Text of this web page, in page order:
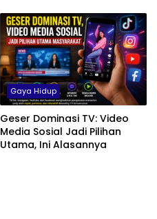
Gaya Hidup
Geser Dominasi TV: Video
Media Sosial Jadi Pilihan
Utama, Ini Alasannya